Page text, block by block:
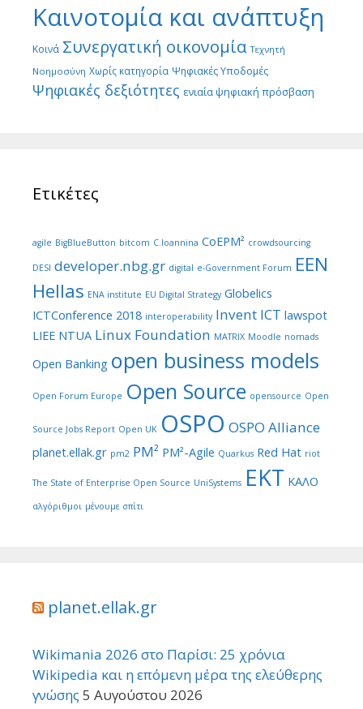
Καινοτομία και ανάπτυξη
Κοινά Συνεργατική οικονομία Τεχνητή
Νοημοσύνη Χωρίς κατηγορία Ψηφιακές Υποδομές
Ψηφιακές δεξιότητες ενιαία ψηφιακή πρόσβαση
Ετικέτες
agile BigBlueButton bitcom C.Ioannina CoEPM² crowdsourcing
DESI developer.nbg.gr digital e-Government Forum EEN
Hellas ENA institute EU Digital Strategy Globelics
ICTConference 2018 interoperability Invent ICT lawspot
LIEE NTUA Linux Foundation MATRIX Moodle nomads
Open Banking open business models
Open Forum Europe Open Source opensource Open
Source Jobs Report Open UK OSPO OSPO Alliance
planet.ellak.gr pm2 PM² PM²-Agile Quarkus Red Hat riot
The State of Enterprise Open Source UniSystems ΕΚΤ ΚΑΛΟ
αλγόριθμοι μένουμε σπίτι
planet.ellak.gr
Wikimania 2026 στο Παρίσι: 25 χρόνια
Wikipedia και η επόμενη μέρα της ελεύθερης
γνώσης 5 Αυγούστου 2026